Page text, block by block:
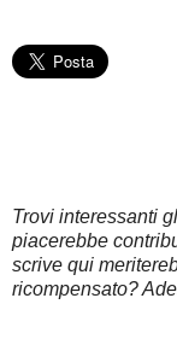
Trovi interessanti
piacerebbe
scrive qui
ricompensato?